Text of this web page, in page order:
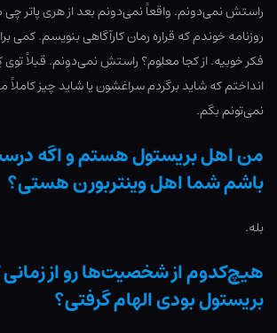
راستش نمی‌دونم. واقعاً نمی‌دونم بعد از هری پاتر چی
روزنامه خوندم که قراره رمان کارآگاهی بنویسم. کمی
فکر خوبیه. از کجا معلوم؟ راستش نمی‌دونم. قبلاً
انداختم که شاید برگردم سراغشون یا شاید چیز کاملاً
نمی‌تونم بگم.
من اهل بریستول هستم و اگه
باشم شما اهل وینتربورن هستی؟
بله.
هیچ‌کدوم از شخصیت‌ها رو از
بریستول بودی الهام گرفتی؟